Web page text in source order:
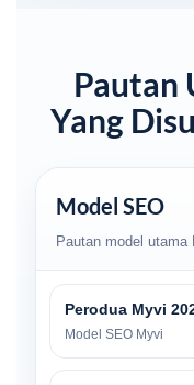
Pautan
Yang
Model SEO
Pautan model utama
Perodua Myvi
Model SEO Myvi